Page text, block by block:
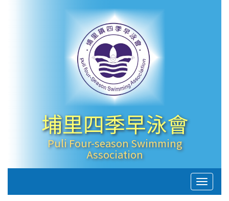
埔里四季早泳會
Puli Four-season Swimming
Association
Toggle